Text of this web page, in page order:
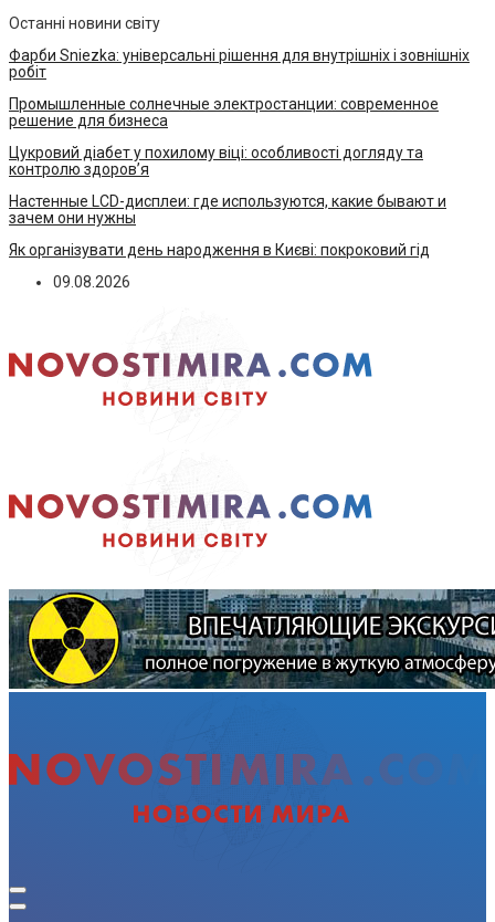
Останні новини світу
Фарби Sniezka: універсальні рішення для внутрішніх і зовнішніх
робіт
Промышленные солнечные электростанции: современное
решение для бизнеса
Цукровий діабет у похилому віці: особливості догляду та
контролю здоров’я
Настенные LCD-дисплеи: где используются, какие бывают и
зачем они нужны
Як організувати день народження в Києві: покроковий гід
09.08.2026